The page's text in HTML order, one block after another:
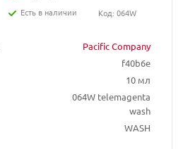
Pacific Company
f40b6e
10 мл
064W telemagenta
wash
WASH
Есть в наличии
Код: 064W